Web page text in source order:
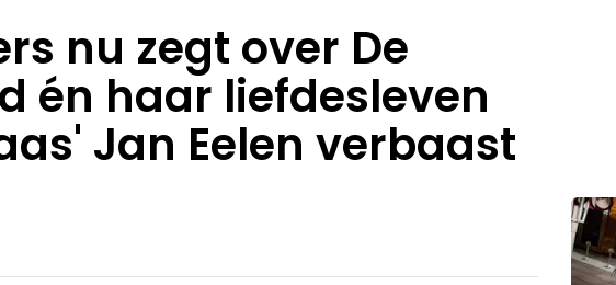
nu zegt over De
én haar liefdesleven
Jan Eelen verbaast